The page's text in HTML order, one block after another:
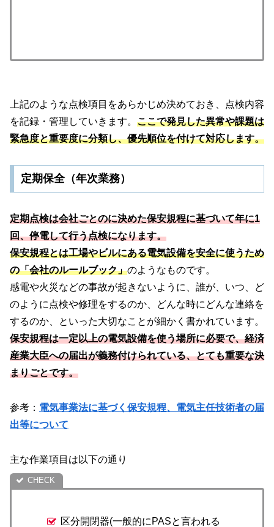
上記のような点検項目をあらかじめ決めておき、点検内容
を記録・管理していきます。 ここで発見した異常や課題は
緊急度と重要度に分類し、優先順位を付けて対応します。
定期保全（年次業務）
定期点検は会社ごとのに決めた保安規程に基づいて年に1
回、停電して行う点検になります。
保安規程とは工場やビルにある電気設備を安全に使うため
の「会社のルールブック」のようなものです。
感電や火災などの事故が起きないように、誰が、いつ、ど
のように点検や修理をするのか、どんな時にどんな連絡を
するのか、といった大切なことが細かく書かれています。
保安規程は一定以上の電気設備を使う場所に必要で、経済
産業大臣への届出が義務付けられている、とても重要な決
まりごとです。
参考： 電気事業法に基づく保安規程、電気主任技術者の届
出等について
主な作業項目は以下の通り
区分開閉器(一般的にPASと言われる